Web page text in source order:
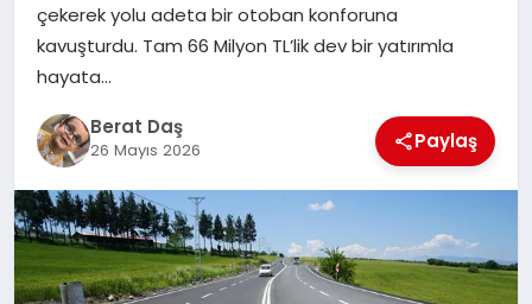
NURHAK
çekerek yolu adeta bir otoban konforuna
kavuşturdu. Tam 66 Milyon TL’lik dev bir yatırımla
hayata…
Berat Daş
26 Mayıs 2026 Paylaş